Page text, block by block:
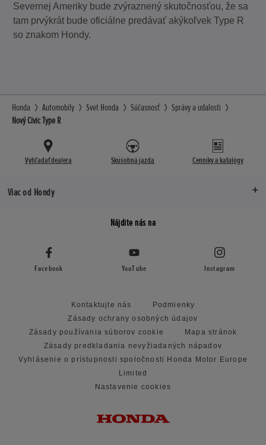
Severnej Ameriky bude zvýraznený skutočnosťou, že sa
tam prvýkrát bude oficiálne predávať akýkoľvek Type R
so znakom Hondy.
Honda Automobily Svet Honda Súčasnosť
Správy a udalosti
Nový Civic Type R
Vyhľadať dealera Skúšobná jazda Cenníky a katalógy
Viac od Hondy
Nájdite nás na
Facebook YouTube Instagram
Kontaktujte nás
Podmienky
Zásady ochrany osobných údajov
Zásady používania súborov cookie
Mapa stránok
Zásady predkladania nevyžiadaných nápadov
Vyhlásenie o prístupnosti spoločnosti Honda Motor Europe
Limited
Nastavenie cookies